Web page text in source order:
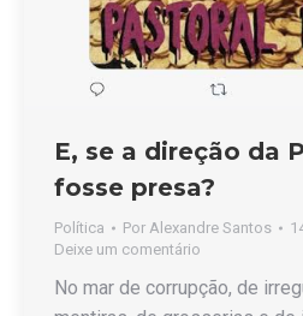
E, se a direção da
fosse presa?
Política Por Alexandre Santos
Deixe um comentário
No mar de corrupção, de